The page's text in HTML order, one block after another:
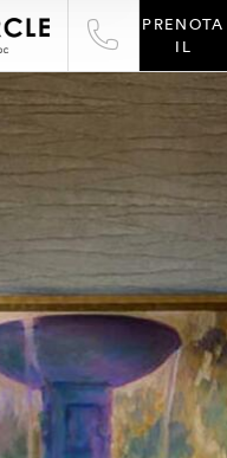
PRENOTA
IL